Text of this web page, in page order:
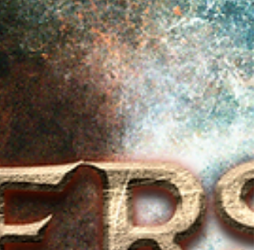
NORC – Nova Onda do Rock Carioca.
Projeto grandioso, que vem sendo
comparado ao clássico We Are The
do rock underground carioc